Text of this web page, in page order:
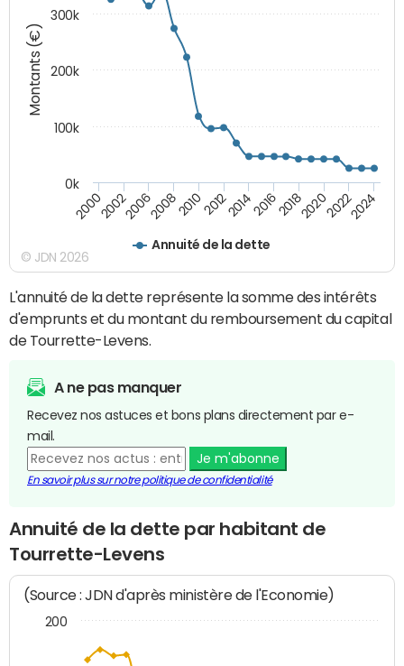
Montants (€)
Annuité de la dette
200020022006200820102012201420162018202020222024
0k
100k
200k
300k
© JDN 2026
L'annuité de la dette représente la somme des intérêts
d'emprunts et du montant du remboursement du capital
de Tourrette-Levens.
A ne pas manquer
Recevez nos astuces et bons plans directement par e-
mail.
Je m'abonne
En savoir plus sur notre politique de confidentialité
Annuité de la dette par habitant de
Tourrette-Levens
(Source : JDN d'après ministère de l'Economie)
200